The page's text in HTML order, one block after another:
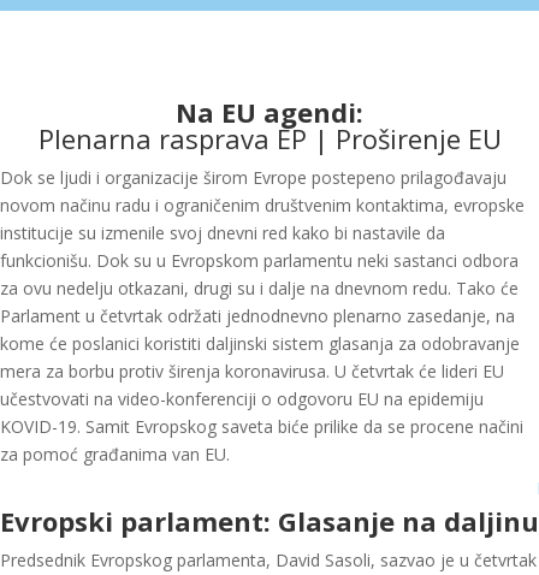
Na EU agendi:
Plenarna rasprava EP | Proširenje EU
Dok se ljudi i organizacije širom Evrope postepeno prilagođavaju
novom načinu radu i ograničenim društvenim kontaktima, evropske
institucije su izmenile svoj dnevni red kako bi nastavile da
funkcionišu. Dok su u Evropskom parlamentu neki sastanci odbora
za ovu nedelju otkazani, drugi su i dalje na dnevnom redu. Tako će
Parlament u četvrtak održati jednodnevno plenarno zasedanje, na
kome će poslanici koristiti daljinski sistem glasanja za odobravanje
mera za borbu protiv širenja koronavirusa. U četvrtak će lideri EU
učestvovati na video-konferenciji o odgovoru EU na epidemiju
KOVID-19. Samit Evropskog saveta biće prilike da se procene načini
za pomoć građanima van EU.
Evropski parlament: Glasanje na daljinu
Predsednik Evropskog parlamenta, David Sasoli, sazvao je u četvrtak